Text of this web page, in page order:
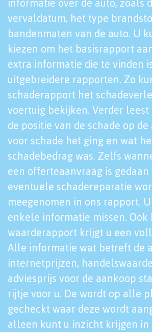
informatie over de auto, zoals
vervaldatum, het type
bandenmaten van de auto. U
kiezen om het basisrapport
extra informatie die te vinden
uitgebreidere rapporten. Zo
schaderapport het
voertuig bekijken. Verder
de positie van de schade op de
voor schade het ging en wat
schadebedrag was. Zelfs
een offerteaanvraag is gedaan
eventuele schadereparatie
meegenomen in ons rapport.
enkele informatie missen. Ook
waarderapport krijgt u een
Alle informatie wat betreft de
internetprijzen,
adviesprijs voor de aankoop
rijtje voor u. De wordt op alle
gecheckt waar deze wordt
alleen kunt u inzicht krijgen in